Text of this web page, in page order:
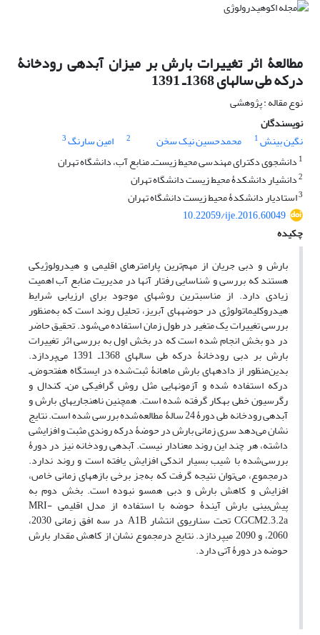
مطالعۀ اثر تغییرات بارش بر میزان آبدهی رودخانۀ
درکه طی سال‏های 1368‌ـ 1391
نوع مقاله : پژوهشی
نویسندگان
نگین بینش1 محمدحسین نیک سخن 2 امین سارنگ3
1 دانشجوی دکترای مهندسی محیط زیست‌ـ منابع آب، دانشگاه تهران
2دانشیار دانشکدۀ محیط زیست دانشگاه تهران
3استادیار دانشکدۀ محیط زیست دانشگاه تهران
10.22059/ije.2016.60049
چکیده
بارش و دبی جریان از مهم‌ترین پارامترهای اقلیمی و هیدرولوژیکی
هستند که بررسی و شناسایی رفتار آنها در مدیریت منابع آب اهمیت
زیادی دارد. از مناسب‏ترین روش‏های موجود برای ارزیابی شرایط
هیدروکلیماتولوژی در حوضه‏های آبریز، تحلیل روند است که به‌منظور
بررسی تغییرات یک متغیر در طول زمان استفاده می‌شود. تحقیق حاضر
در دو بخش انجام شده است که در بخش اول به بررسی اثر تغییرات
بارش بر دبی رودخانۀ درکه طی سال‏های 1368‌ـ 1391 می‌پردازد.
بدین‌منظور از داده‏های بارش ماهانۀ ثبت‌شده در ایستگاه هفت‏حوض‌ـ
درکه استفاده شده و آزمون‏هایی مثل روش گرافیکی من‌ـ کندال و
رگرسیون خطی به‏کار گرفته شده است. همچنین ناهنجاری‏های بارش و
آبدهی رودخانه طی دورۀ 24 سالۀ مطالعه‌شده بررسی شده است. نتایج
نشان‏ می‌دهد سری زمانی بارش در حوضۀ درکه روندی مثبت و ‌افزایشی
داشته، هر چند این روند معنادار نیست. آبدهی رودخانه نیز در دورۀ
بررسی‌شده با شیب بسیار اندکی افزایش یافته است و روند ندارد.
در‌مجموع، می‌توان نتیجه گرفت که به‌جز برخی بازه‏های زمانی خاص،
افزایش و کاهش بارش و دبی همسو نبوده است. بخش دوم به
پیش‌بینی بارش آیندۀ حوضه با استفاده از مدل اقلیمی MRI-
CGCM2.3.2a تحت سناریوی انتشار A1B در سه افق زمانی 2030،
2060، و 2090 می‏پردازد. نتایج در‌مجموع نشان از کاهش مقدار بارش
حوضه در دورۀ آتی دارد.